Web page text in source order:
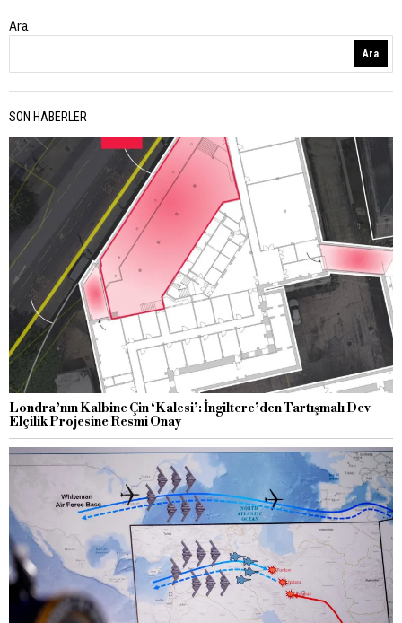
Ara
Ara
SON HABERLER
Londra’nın Kalbine Çin ‘Kalesi’: İngiltere’den Tartışmalı Dev
Elçilik Projesine Resmi Onay